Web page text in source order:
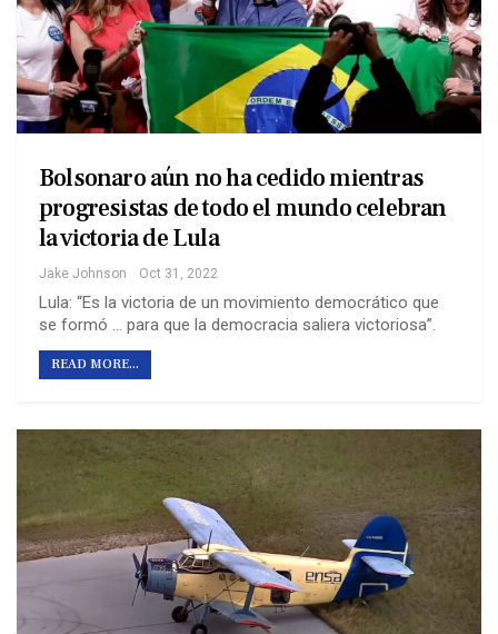
Bolsonaro aún no ha cedido mientras
progresistas de todo el mundo celebran
la victoria de Lula
Jake Johnson Oct 31, 2022
Lula: “Es la victoria de un movimiento democrático que
se formó ... para que la democracia saliera victoriosa”.
READ MORE...